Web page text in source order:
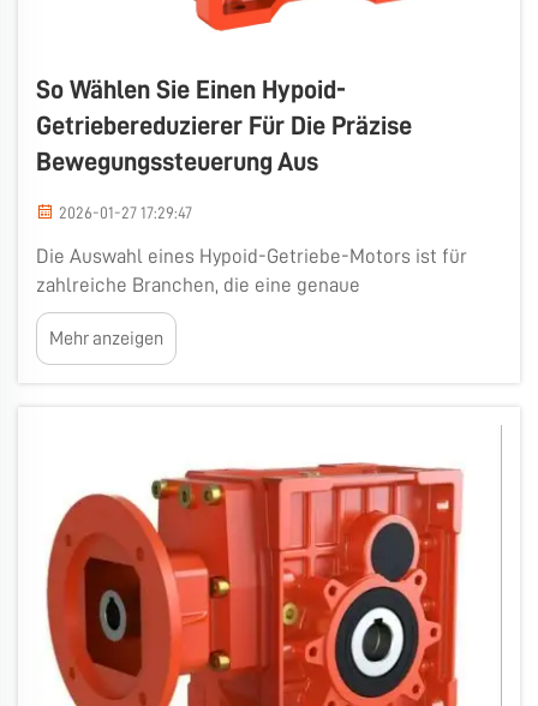
So Wählen Sie Einen Hypoid-
Getriebereduzierer Für Die Präzise
Bewegungssteuerung Aus
2026-01-27 17:29:47
Die Auswahl eines Hypoid-Getriebe-Motors ist für
zahlreiche Branchen, die eine genaue
Bewegungssteuerung erfordern, von entscheidender
Bedeutung. Der Hypoid-Getriebe-Motor trägt dazu
bei, dass Maschinen reibungslos und präzise arbeiten.
Mehr anzeigen